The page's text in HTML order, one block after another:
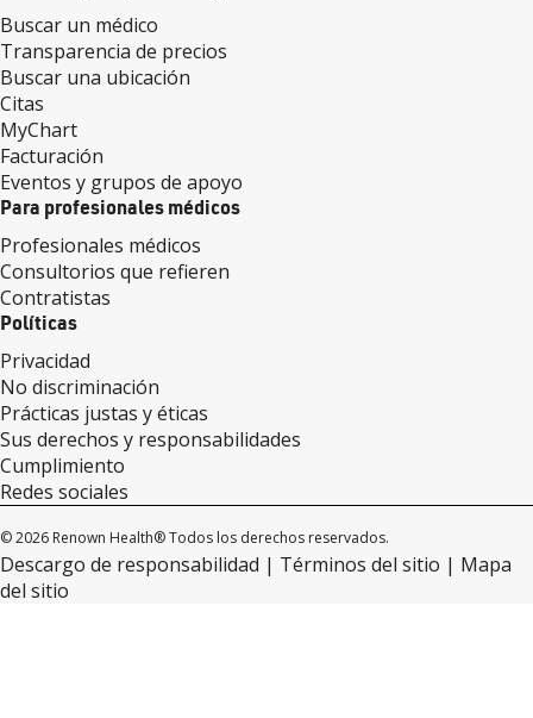
Buscar un médico
Transparencia de precios
Buscar una ubicación
Citas
MyChart
Facturación
Eventos y grupos de apoyo
Para profesionales médicos
Profesionales médicos
Consultorios que refieren
Contratistas
Políticas
Privacidad
No discriminación
Prácticas justas y éticas
Sus derechos y responsabilidades
Cumplimiento
Redes sociales
© 2026 Renown Health® Todos los derechos reservados.
Descargo de responsabilidad Términos del sitio
Mapa
del sitio